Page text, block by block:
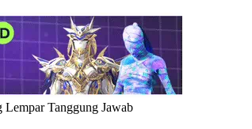
Tanggung Jawab